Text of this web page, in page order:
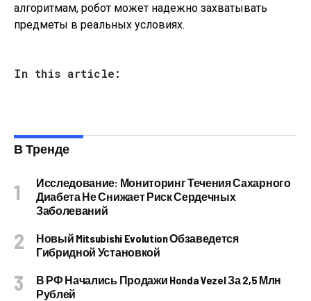
алгоритмам, робот может надежно захватывать
предметы в реальных условиях.
In this article:
В Тренде
Исследование: Мониторинг Течения Сахарного
Диабета Не Снижает Риск Сердечных
Заболеваний
Новый Mitsubishi Evolution Обзаведется
Гибридной Установкой
В РФ Начались Продажи Honda Vezel За 2,5 Млн
Рублей